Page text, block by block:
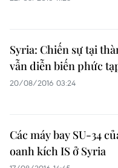
Syria: Chiến sự tại
vẫn diễn biến phức
20/08/2016 03:24
Các máy bay SU-34
oanh kích IS ở Syria